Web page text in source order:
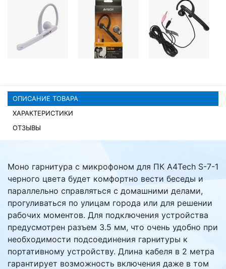
Видеонаблюдение
Компьютеры Fujitsu
Комплектующие ПК
ОПИСАНИЕ ТОВАРА
ХАРАКТЕРИСТИКИ
ОТЗЫВЫ
Моно гарнитура с микрофоном для ПК A4Tech S-7-1
черного цвета будет комфортно вести беседы и
параллельно справляться с домашними делами,
прогуливаться по улицам города или для решении
рабочих моментов. Для подключения устройства
предусмотрен разъем 3.5 мм, что очень удобно при
необходимости подсоединения гарнитуры к
портативному устройству. Длина кабеля в 2 метра
гарантирует возможность включения даже в том